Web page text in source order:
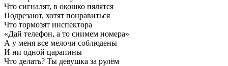
Что сигналят, в окошко пялятся
Подрезают, хотят понравиться
Что тормозят инспектора
«Дай телефон, а то снимем номера»
А у меня все мелочи соблюдены
И ни одной царапины
Что делать? Ты девушка за рулём